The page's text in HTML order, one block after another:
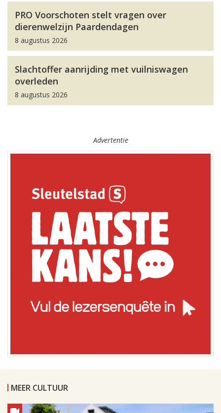
PRO Voorschoten stelt vragen over
dierenwelzijn Paardendagen
8 augustus 2026
Slachtoffer aanrijding met vuilniswagen
overleden
8 augustus 2026
Advertentie
MEER CULTUUR